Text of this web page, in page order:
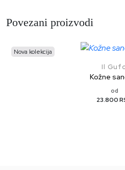
Povezani proizvodi
Nova kolekcija
Il
Kožne
od
23.800